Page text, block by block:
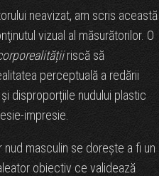
neavizat, am scris această
vizual al măsurătorilor. O
riscă să
perceptuală a redării
disproporțiile nudului plastic
impresie.
nud masculin se doreşte a fi un
obiectiv ce validează